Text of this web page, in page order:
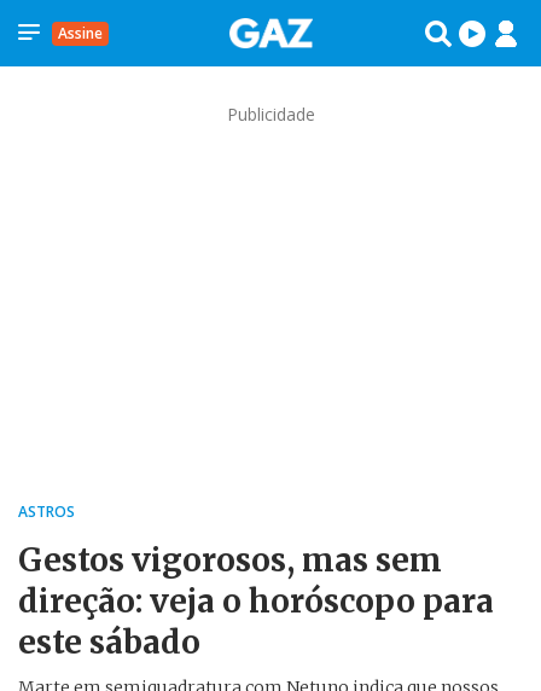
Assine
Publicidade
ASTROS
Gestos vigorosos, mas sem
direção: veja o horóscopo para
este sábado